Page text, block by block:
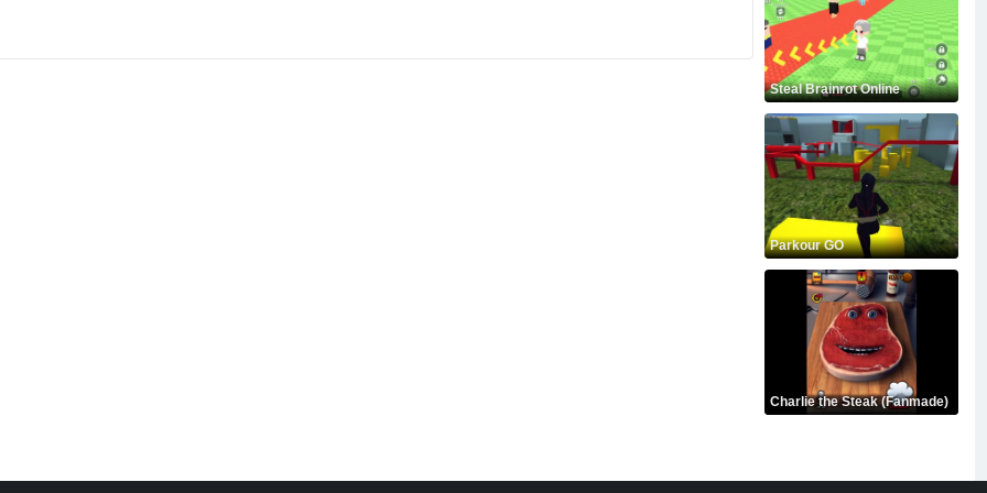
Steal Brainrot Online
Parkour GO
Charlie the Steak (Fanmade)